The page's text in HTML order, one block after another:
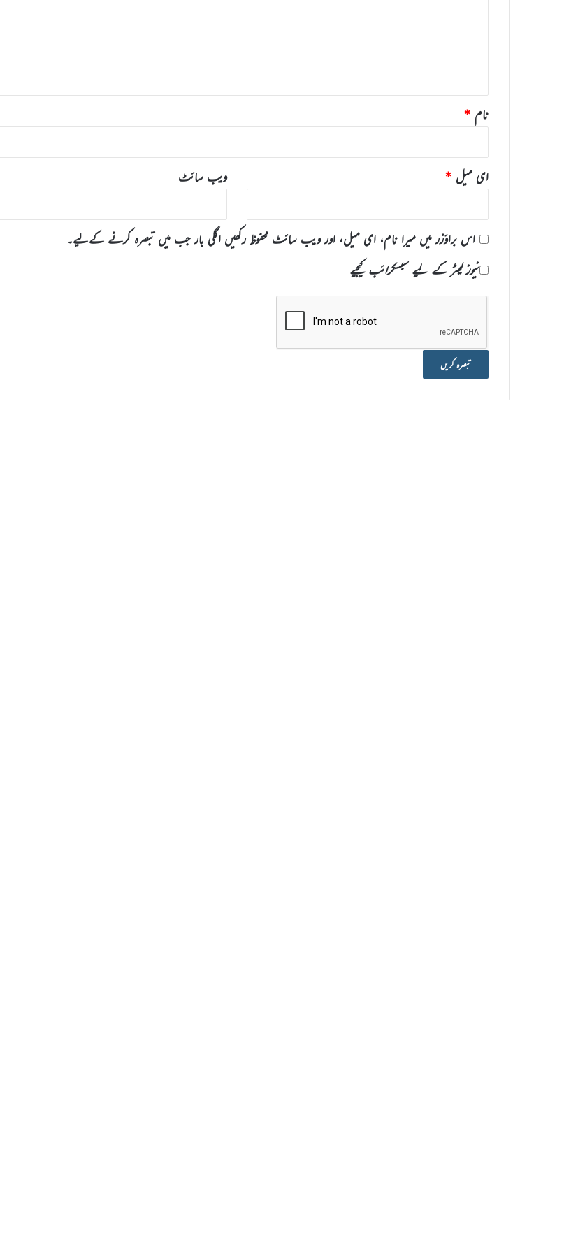
نام *
ای میل * ویب‌ سائٹ
اس براؤزر میں میرا نام، ای میل، اور ویب سائٹ محفوظ رکھیں اگلی بار جب میں تبصرہ کرنے کےلیے۔
نیوز لیٹر کے لیے سبسکرائب کیجیے